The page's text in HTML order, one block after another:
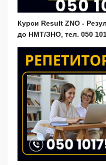
Курси Result ZNO -
до НМТ/ЗНО, тел. 050